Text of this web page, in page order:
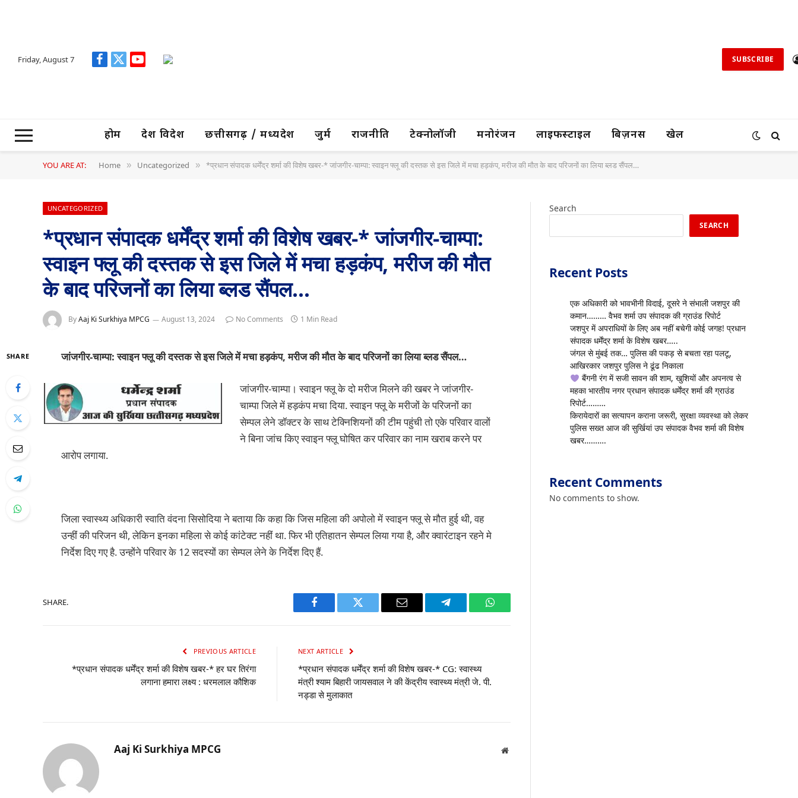
Friday, August 7 Facebook
X
YouTube SUBSCRIBE
होम देश विदेश छत्तीसगढ़ / मध्यप्रदेश जुर्म राजनीति टेक्नोलॉजी मनोरंजन लाइफस्टाइल बिज़नस खेल
YOU ARE AT: Home » Uncategorized » *प्रधान संपादक धर्मेंद्र शर्मा की विशेष खबर-* जांजगीर-चाम्पा: स्वाइन फ्लू की दस्तक से इस जिले में मचा हड़कंप, मरीज की मौत के बाद परिजनों का लिया ब्लड सैंपल…
UNCATEGORIZED
*प्रधान संपादक धर्मेंद्र शर्मा की विशेष खबर-* जांजगीर-चाम्पा:
स्वाइन फ्लू की दस्तक से इस जिले में मचा हड़कंप, मरीज की मौत
के बाद परिजनों का लिया ब्लड सैंपल…
ByAaj Ki Surkhiya MPCG August 13, 2024 No Comments 1 Min Read
SHARE जांजगीर-चाम्पा: स्वाइन फ्लू की दस्तक से इस जिले में मचा हड़कंप, मरीज की मौत के बाद परिजनों का लिया ब्लड सैंपल…
जांजगीर-चाम्पा। स्वाइन फ्लू के दो मरीज मिलने की खबर ने जांजगीर-
चाम्पा जिले में हड़कंप मचा दिया. स्वाइन फ्लू के मरीजों के परिजनों का
सेम्पल लेने डॉक्टर के साथ टेक्निशियनों की टीम पहुंची तो एके परिवार वालों
ने बिना जांच किए स्वाइन फ्लू घोषित कर परिवार का नाम खराब करने पर
आरोप लगाया.
जिला स्वास्थ्य अधिकारी स्वाति वंदना सिसोदिया ने बताया कि कहा कि जिस महिला की अपोलो में स्वाइन फ्लू से मौत हुई थी, वह
उन्हीं की परिजन थी, लेकिन इनका महिला से कोई कांटेक्ट नहीं था. फिर भी एतिहातन सेम्पल लिया गया है, और क्वारंटाइन रहने मे
निर्देश दिए गए है. उन्होंने परिवार के 12 सदस्यों का सेम्पल लेने के निर्देश दिए हैं.
SHARE.
Facebook Twitter Email Telegram WhatsApp
PREVIOUS ARTICLE
*प्रधान संपादक धर्मेंद्र शर्मा की विशेष खबर-* हर घर तिरंगा
लगाना हमारा लक्ष्य : धरमलाल कौशिक
NEXT ARTICLE
*प्रधान संपादक धर्मेंद्र शर्मा की विशेष खबर-* CG: स्वास्थ्य
मंत्री श्याम बिहारी जायसवाल ने की केंद्रीय स्वास्थ्य मंत्री जे. पी.
नड्डा से मुलाकात
Aaj Ki Surkhiya MPCG Website
Search
SEARCH
Recent Posts
एक अधिकारी को भावभीनी विदाई, दूसरे ने संभाली जशपुर की
कमान……… वैभव शर्मा उप संपादक की ग्राउंड रिपोर्ट
जशपुर में अपराधियों के लिए अब नहीं बचेगी कोई जगह! प्रधान
संपादक धर्मेंद्र शर्मा के विशेष खबर…..
जंगल से मुंबई तक… पुलिस की पकड़ से बचता रहा पलटू,
आखिरकार जशपुर पुलिस ने ढूंढ निकाला
बैंगनी रंग में सजी सावन की शाम, खुशियों और अपनत्व से
महका भारतीय नगर प्रधान संपादक धर्मेंद्र शर्मा की ग्राउंड
रिपोर्ट………
किरायेदारों का सत्यापन कराना जरूरी, सुरक्षा व्यवस्था को लेकर
पुलिस सख्त आज की सुर्खियां उप संपादक वैभव शर्मा की विशेष
खबर……….
Recent Comments
No comments to show.